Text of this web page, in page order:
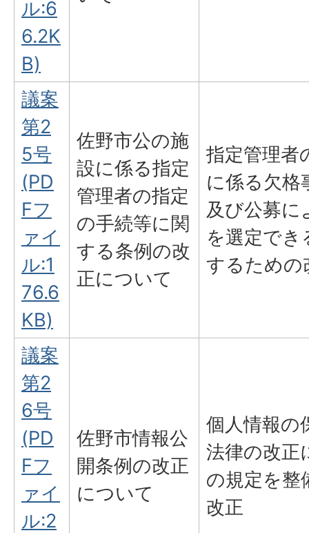
ル:6
6.2K
B)
議案
第2
5号
(PD
Fフ
ァイ
ル:1
76.6
KB)
佐野市公の施
設に係る指定
管理者の指定
の手続等に関
する条例の改
正について
指定管理者
に係る欠格
及び公募に
を選定でき
するための
議案
第2
6号
(PD
Fフ
ァイ
ル:2
佐野市情報公
開条例の改正
について
個人情報の
法律の改正
の規定を整
改正